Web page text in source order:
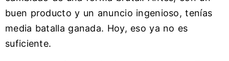
buen producto y un anuncio ingenioso, tenías
media batalla ganada. Hoy, eso ya no es
suficiente.